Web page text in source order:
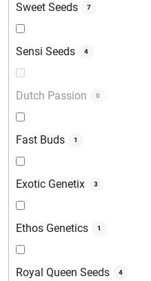
Sweet Seeds 7
Sensi Seeds 4
Dutch Passion 0
Fast Buds 1
Exotic Genetix 3
Ethos Genetics 1
Royal Queen Seeds 4